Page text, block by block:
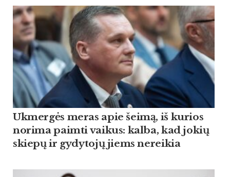
Ukmergės meras apie šeimą, iš kurios
norima paimti vaikus: kalba, kad jokių
skiepų ir gydytojų jiems nereikia